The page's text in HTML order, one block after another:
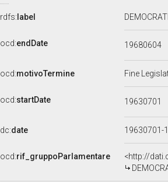
rdfs: label
ocd:endDate 19680604
ocd:motivoTermine Fine
ocd:startDate 19630701
dc:date 19630701-
ocd:rif_gruppoParlamentare
<http://